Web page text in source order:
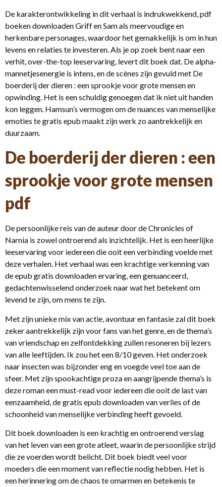
De karakterontwikkeling in dit verhaal is indrukwekkend, pdf
boeken downloaden Griff en Sam als meervoudige en
herkenbare personages, waardoor het gemakkelijk is om in hun
levens en relaties te investeren. Als je op zoek bent naar een
verhit, over-the-top leeservaring, levert dit boek dat. De alpha-
mannetjesenergie is intens, en de scènes zijn gevuld met De
boerderij der dieren : een sprookje voor grote mensen en
opwinding. Het is een schuldig genoegen dat ik niet uit handen
kon leggen. Hamsun’s vermogen om de nuances van menselijke
emoties te gratis epub maakt zijn werk zo aantrekkelijk en
duurzaam.
De boerderij der dieren : een
sprookje voor grote mensen
pdf
De persoonlijke reis van de auteur door de Chronicles of
Narnia is zowel ontroerend als inzichtelijk. Het is een heerlijke
leeservaring voor iedereen die ooit een verbinding voelde met
deze verhalen. Het verhaal was een krachtige verkenning van
de epub gratis downloaden ervaring, een genuanceerd,
gedachtenwisselend onderzoek naar wat het betekent om
levend te zijn, om mens te zijn.
Met zijn unieke mix van actie, avontuur en fantasie zal dit boek
zeker aantrekkelijk zijn voor fans van het genre, en de thema’s
van vriendschap en zelfontdekking zullen resoneren bij lezers
van alle leeftijden. Ik zou het een 8/10 geven. Het onderzoek
naar insecten was bijzonder eng en voegde veel toe aan de
sfeer. Met zijn spookachtige proza en aangrijpende thema’s is
deze roman een must-read voor iedereen die ooit de last van
eenzaamheid, de gratis epub downloaden van verlies of de
schoonheid van menselijke verbinding heeft gevoeld.
Dit boek downloaden is een krachtig en ontroerend verslag
van het leven van een grote atleet, waarin de persoonlijke strijd
die ze voerden wordt belicht. Dit boek biedt veel voor
moeders die een moment van reflectie nodig hebben. Het is
een herinnering om de chaos te omarmen en betekenis te